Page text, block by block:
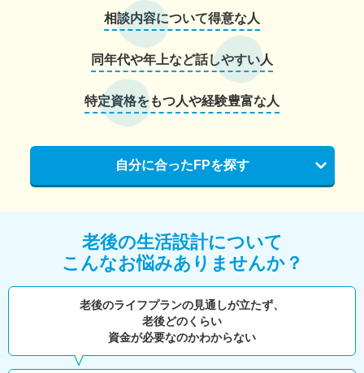
相談内容について得意な人
同年代や年上など話しやすい人
特定資格をもつ人や経験豊富な人
自分に合ったFPを探す
老後の生活設計について
こんなお悩みありませんか？
老後のライフプランの見通しが立たず、
老後どのくらい
資金が必要なのかわからない